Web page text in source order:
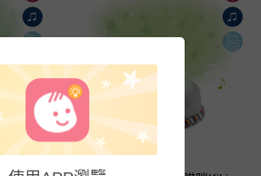
搶購一空